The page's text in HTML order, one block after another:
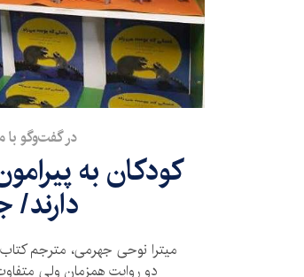
در گفت‌وگو
کودکان به
میترا نوحی جهرمی، مترجم
دو روایت همزمان ولی